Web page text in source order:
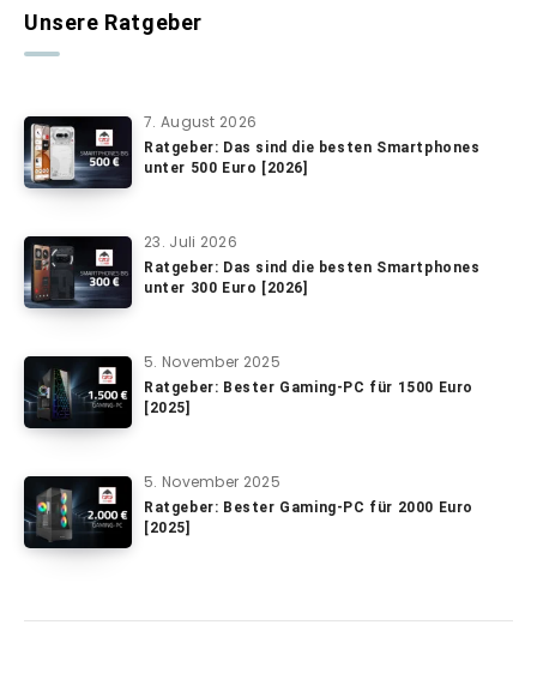
Unsere Ratgeber
7. August 2026
Ratgeber: Das sind die besten Smartphones
unter 500 Euro [2026]
23. Juli 2026
Ratgeber: Das sind die besten Smartphones
unter 300 Euro [2026]
5. November 2025
Ratgeber: Bester Gaming-PC für 1500 Euro
[2025]
5. November 2025
Ratgeber: Bester Gaming-PC für 2000 Euro
[2025]